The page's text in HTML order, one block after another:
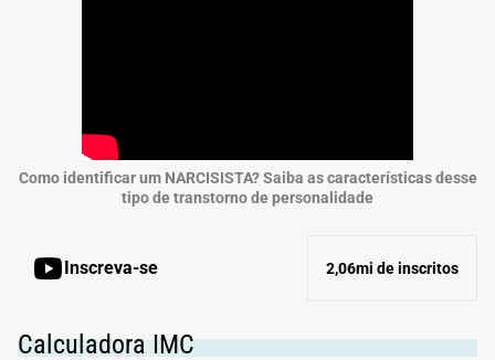
Como identificar um NARCISISTA? Saiba as características desse
tipo de transtorno de personalidade
Inscreva-se 2,06mi de inscritos
Calculadora IMC